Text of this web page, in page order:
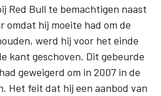
Red Bull te bemachtigen naast
omdat hij moeite had om de
werd hij voor het einde
kant geschoven. Dit gebeurde
geweigerd om in 2007 in de
Het feit dat hij een aanbod van